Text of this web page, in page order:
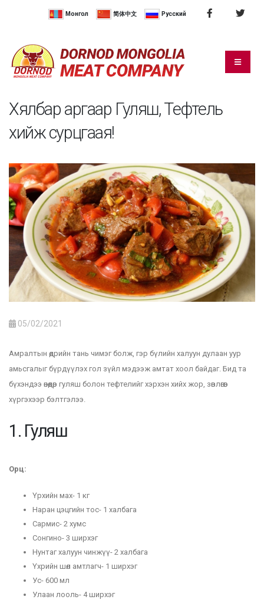
Монгол 简体中文 Русский
Хялбар аргаар Гуляш, Тефтель
хийж сурцгаая!
05/02/2021
Амралтын өдрийн тань чимэг болж, гэр бүлийн халуун дулаан уур
амьсгалыг бүрдүүлэх гол зүйл мэдээж амтат хоол байдаг. Бид та
бүхэндээ өнөөдөр гуляш болон тефтелийг хэрхэн хийх жор, зөвлөгөөг
хүргэхээр бэлтгэлээ.
1. Гуляш
Орц:
Үрхийн мах- 1 кг
Наран цэцгийн тос- 1 халбага
Сармис- 2 хумс
Сонгино- 3 ширхэг
Нунтаг халуун чинжүү- 2 халбага
Үхрийн шөл амтлагч- 1 ширхэг
Ус- 600 мл
Улаан лооль- 4 ширхэг